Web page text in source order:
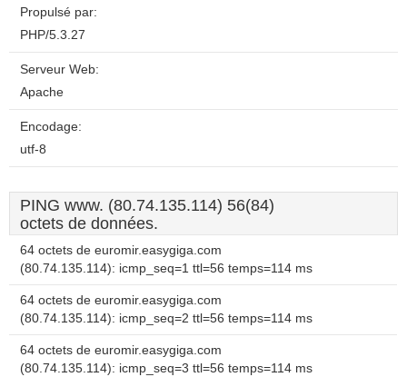
Propulsé par:
PHP/5.3.27
Serveur Web:
Apache
Encodage:
utf-8
PING www. (80.74.135.114) 56(84)
octets de données.
64 octets de euromir.easygiga.com
(80.74.135.114): icmp_seq=1 ttl=56 temps=114 ms
64 octets de euromir.easygiga.com
(80.74.135.114): icmp_seq=2 ttl=56 temps=114 ms
64 octets de euromir.easygiga.com
(80.74.135.114): icmp_seq=3 ttl=56 temps=114 ms